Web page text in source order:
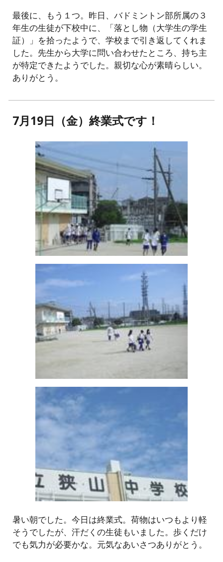
最後に、もう１つ。昨日、バドミントン部所属の３
年生の生徒が下校中に、「落とし物（大学生の学生
証）」を拾ったようで、学校まで引き返してくれま
した。先生から大学に問い合わせたところ、持ち主
が特定できたようでした。親切な心が素晴らしい。
ありがとう。
7月19日（金）終業式です！
暑い朝でした。今日は終業式。荷物はいつもより軽
そうでしたが、汗だくの生徒もいました。歩くだけ
でも気力が必要かな。元気なあいさつありがとう。